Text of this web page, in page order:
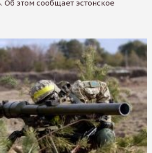
Об этом сообщает эстонское